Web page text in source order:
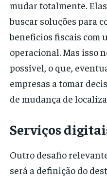
mudar totalmente.
buscar soluções para
benefícios fiscais com
operacional. Mas isso
possível, o que,
empresas a tomar
de mudança de
Serviços
Outro desafio
será a definição do